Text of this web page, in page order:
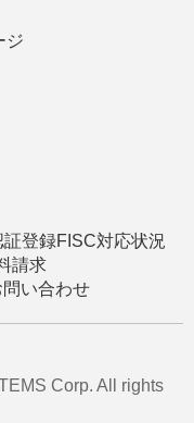
ジ
証登録FISC対応状況
請求
い合わせ
Corp. All rights